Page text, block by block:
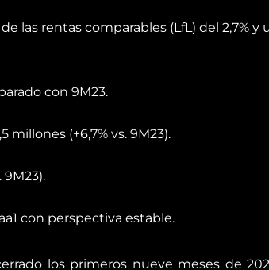
las rentas comparables (LfL) del 2,7% y
con 9M23.
millones (+6,7% vs. 9M23).
9M23).
con perspectiva estable.
los primeros nueve meses de